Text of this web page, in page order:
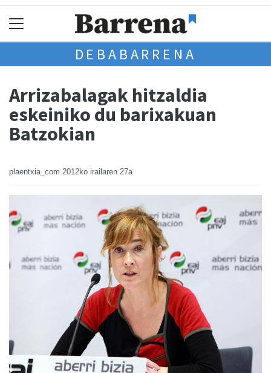
DEBABARRENA
Arrizabalagak hitzaldia
eskeiniko du barixakuan
Batzokian
plaentxia_com 2012ko irailaren 27a